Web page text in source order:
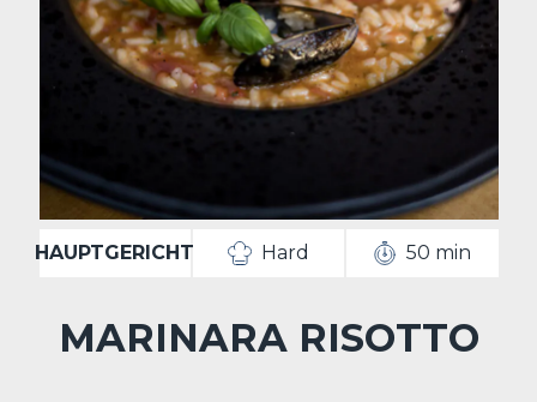
HAUPTGERICHT Hard 50 min
MARINARA RISOTTO